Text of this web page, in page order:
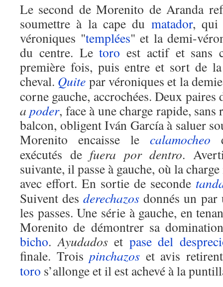
Le second de Morenito de Aranda
soumettre à la cape du matador, qui
véroniques "templées" et la demi-
du centre. Letoro est actif et sans
première fois, puis entre et sort de
cheval. Quite par véroniques et la
corne gauche, accrochées. Deux
apoder, face à une charge rapide,
balcon, obligent Iván García à saluer
Morenito encaisse le calamocheo
exécutés de fuera por dentro.
suivante, il passe à gauche, où la
avec effort. En sortie de seconde
Suivent desderechazos donnés un par
les passes. Une série à gauche, en
Morenito de démontrer sa
bicho.Ayudadoset pase del
finale. Trois pinchazos et avis
toro s’allonge et il est achevé à la